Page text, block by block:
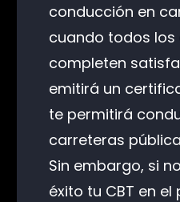
conducción en
cuando todos los
completen
emitirá un
te permitirá
carreteras
Sin embargo, si
éxito tu CBT en